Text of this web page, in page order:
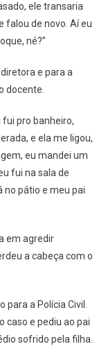
ele transaria
falou de novo. Aí eu
né?”
e para a
docente.
fui pro banheiro,
e ela me ligou,
eu mandei um
fui na sala de
no pátio e meu pai
em agredir
a cabeça com o
para a Polícia Civil.
caso e pediu ao pai
sofrido pela filha.